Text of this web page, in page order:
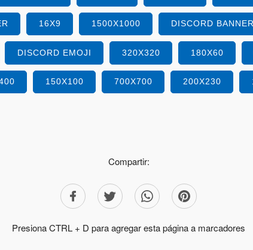
16X9 1500X1000 DISCORD BANNER
DISCORD EMOJI 320X320 180X60
150X100 700X700 200X230
Compartir:
Presiona CTRL + D para agregar esta página a marcadores